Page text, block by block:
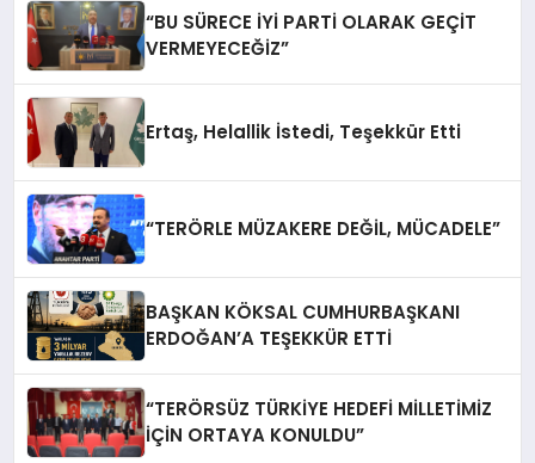
“BU SÜRECE İYİ PARTİ OLARAK GEÇİT
VERMEYECEĞİZ”
Ertaş, Helallik İstedi, Teşekkür Etti
“TERÖRLE MÜZAKERE DEĞİL, MÜCADELE”
BAŞKAN KÖKSAL CUMHURBAŞKANI
ERDOĞAN’A TEŞEKKÜR ETTİ
“TERÖRSÜZ TÜRKİYE HEDEFİ MİLLETİMİZ
İÇİN ORTAYA KONULDU”